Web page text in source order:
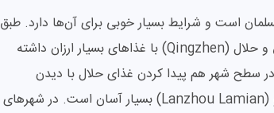
از افراد، چین میزبان بیش از ۲۰ میلیون مسلمان است و شرایط بسیار خوبی برای آن‌ها دارد. طبق
قانون، دانشگاه‌های دولتی موظفند سلف‌سرویس‌های اختصاصی و حلال (Qingzhen) با غذاهای بسیار ارزان داشته
سطح شهر هم پیدا کردن غذای حلال با دیدن
تابلوهای سبزرنگ و رستوران‌های معروف رشته‌فرنگی گوشت گاو (Lanzhou Lamian) بسیار آسان است. در شهرهای